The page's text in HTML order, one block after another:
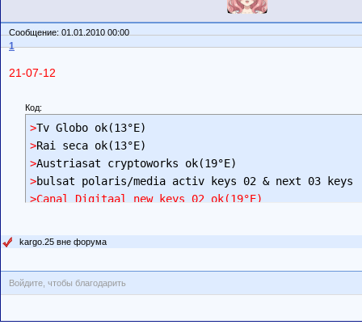
Сообщение: 01.01.2010 00:00
1
21-07-12
Код:
>
>
>
>
>Canal Digitaal new keys 02 ok(19°E)
kargo.25 вне форума
Войдите, чтобы благодарить